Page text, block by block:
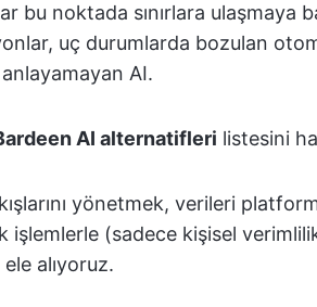
bu noktada sınırlara ulaşmaya
uç durumlarda bozulan
AI.
AI alternatifleri listesini
yönetmek, verileri
işlemlerle (sadece kişisel
alıyoruz.